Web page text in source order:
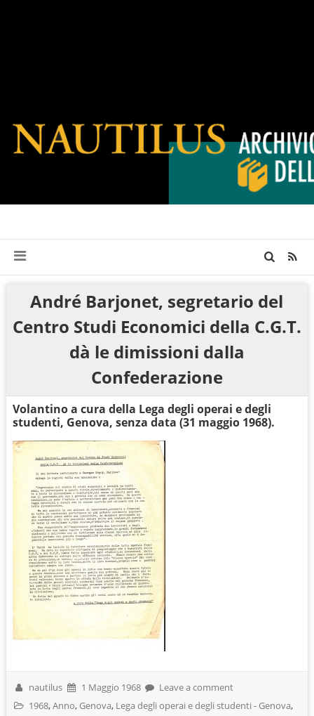
André Barjonet, segretario del
Centro Studi Economici della C.G.T.
dà le dimissioni dalla
Confederazione
Volantino a cura della Lega degli operai e degli
studenti, Genova, senza data (31 maggio 1968).
nautilus 1 Maggio 1968
Leave a comment
1968,Anno, Genova, Lega degli operai e degli studenti - Genova,